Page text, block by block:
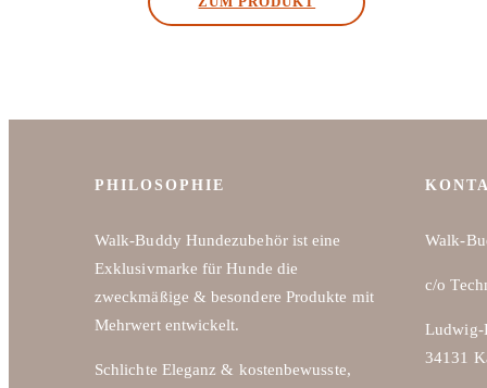
mehrere
Optionen
können
auf
gewählt
PHILOSOPHIE
Walk-Buddy Hundezubehör ist eine
Exklusivmarke für Hunde die
zweckmäßige & besondere Produkte mit
Mehrwert entwickelt.
Schlichte Eleganz & kostenbewusste,
Walk-
c/o
Ludwig-
34131